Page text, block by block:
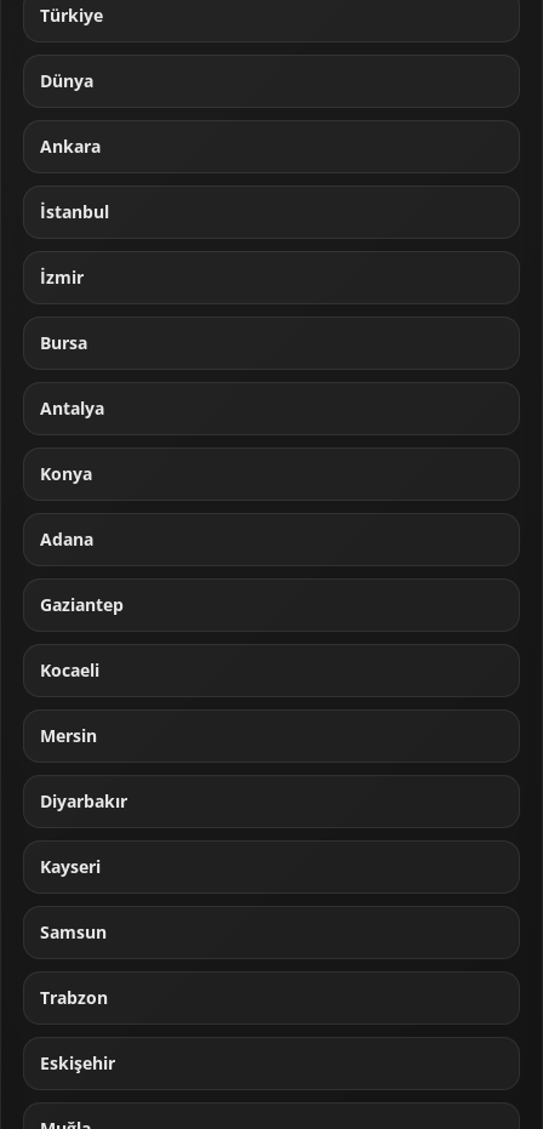
Türkiye
Dünya
Ankara
İstanbul
İzmir
Bursa
Antalya
Konya
Adana
Gaziantep
Kocaeli
Mersin
Diyarbakır
Kayseri
Samsun
Trabzon
Eskişehir